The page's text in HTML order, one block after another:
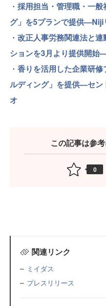
・ 採用担当・管理職・一
グ」を5プランで提供—Niji
・ 改正人事労務関連法と
ションを3月より提供開始
・ 香りを活用した企業研
ルディング」を提供—セン
オ
この記事は参
0
関連リンク
ミイダス
プレスリリース